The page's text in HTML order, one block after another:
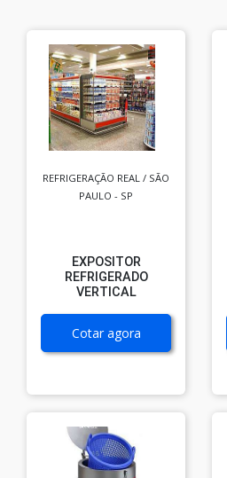
REFRIGERAÇÃO REAL / SÃO
PAULO - SP
EXPOSITOR
REFRIGERADO
VERTICAL
Cotar agora